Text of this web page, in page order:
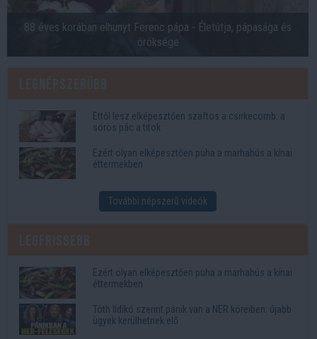
88 éves korában elhunyt Ferenc pápa - Életútja, pápasága és
öröksége
Ettől lesz elképesztően szaftos a csirkecomb: a
sörös pác a titok
Ezért olyan elképesztően puha a marhahús a kínai
éttermekben
További népszerű videók
Ezért olyan elképesztően puha a marhahús a kínai
éttermekben
Tóth Ildikó szerint pánik van a NER köreiben: újabb
ügyek kerülhetnek elő